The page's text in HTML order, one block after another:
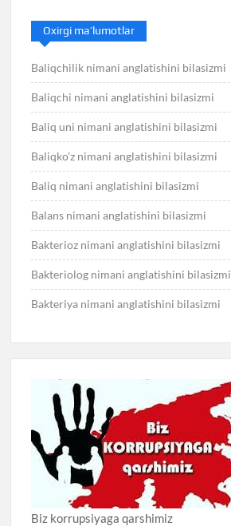
Oxirgi ma’lumotlar
Baliqchilik nimani anglatishini bilasizmi
Baliqchi nimani anglatishini bilasizmi
Baliq uni nimani anglatishini bilasizmi
Baliqko’z nimani anglatishini bilasizmi
Baliq nimani anglatishini bilasizmi
Balans nimani anglatishini bilasizmi
Bakterioz nimani anglatishini bilasizmi
Bakteriolog nimani anglatishini bilasizmi
Bakteriya nimani anglatishini bilasizmi
Biz korrupsiyaga qarshimiz